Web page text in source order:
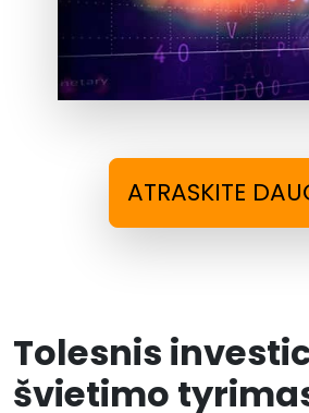
ATRASKITE
Tolesnis
švietimo